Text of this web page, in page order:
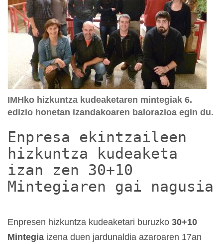
IMHko hizkuntza kudeaketaren mintegiak 6.
edizio honetan izandakoaren balorazioa egin du.
Enpresa ekintzaileen
hizkuntza kudeaketa
izan zen 30+10
Mintegiaren gai nagusia
Enpresen hizkuntza kudeaketari buruzko 30+10
Mintegia izena duen jardunaldia azaroaren 17an